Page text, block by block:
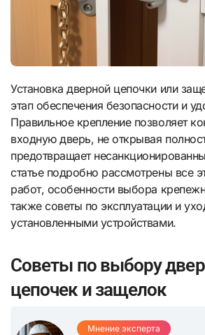
Установка дверной цепочки или защелки — это важный
этап обеспечения безопасности и
Правильное крепление позволяет
входную дверь, не открывая
предотвращает
статье подробно рассмотрены все
работ, особенности выбора
также советы по эксплуатации и
установленными устройствами.
Советы по выбору
цепочек и защелок
Мнение эксперта